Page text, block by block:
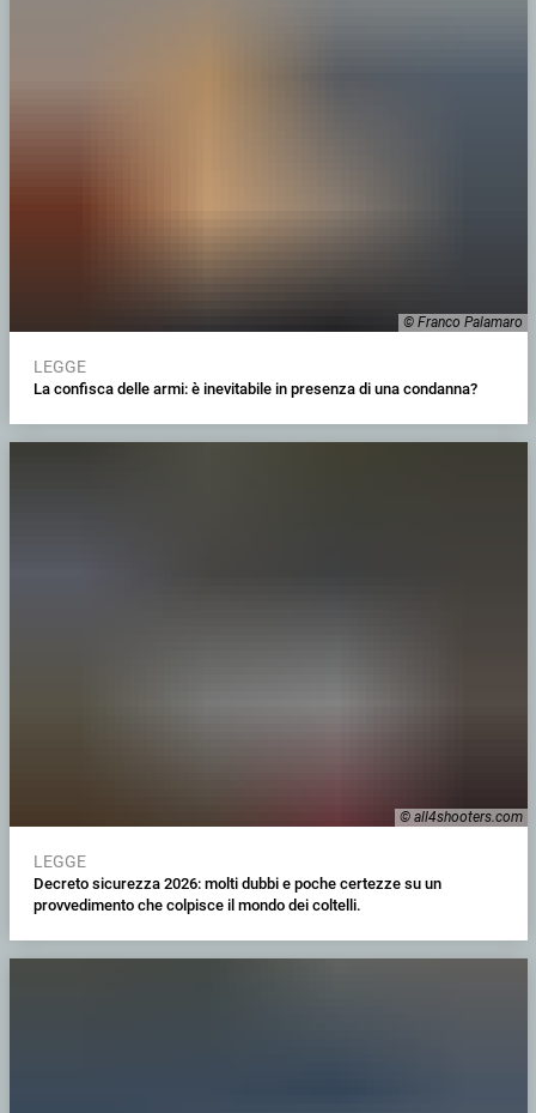
© Franco Palamaro
LEGGE
La confisca delle armi: è inevitabile in presenza di una condanna?
© all4shooters.com
LEGGE
Decreto sicurezza 2026: molti dubbi e poche certezze su un
provvedimento che colpisce il mondo dei coltelli.